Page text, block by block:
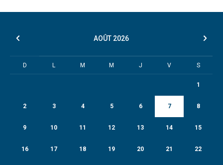
AOÛT 2026
D L M M J V S
1
2 3 4 5 6 7 8
9 10 11 12 13 14 15
16 17 18 19 20 21 22